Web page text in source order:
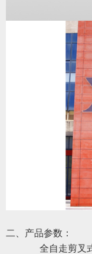
二、产品参数：
全自走剪叉